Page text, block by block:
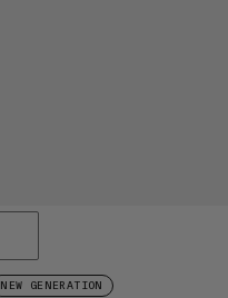
NEW GENERATION